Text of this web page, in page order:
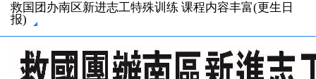
救国团办南区新进志工特殊训练 课程内容丰富(更生日
报)